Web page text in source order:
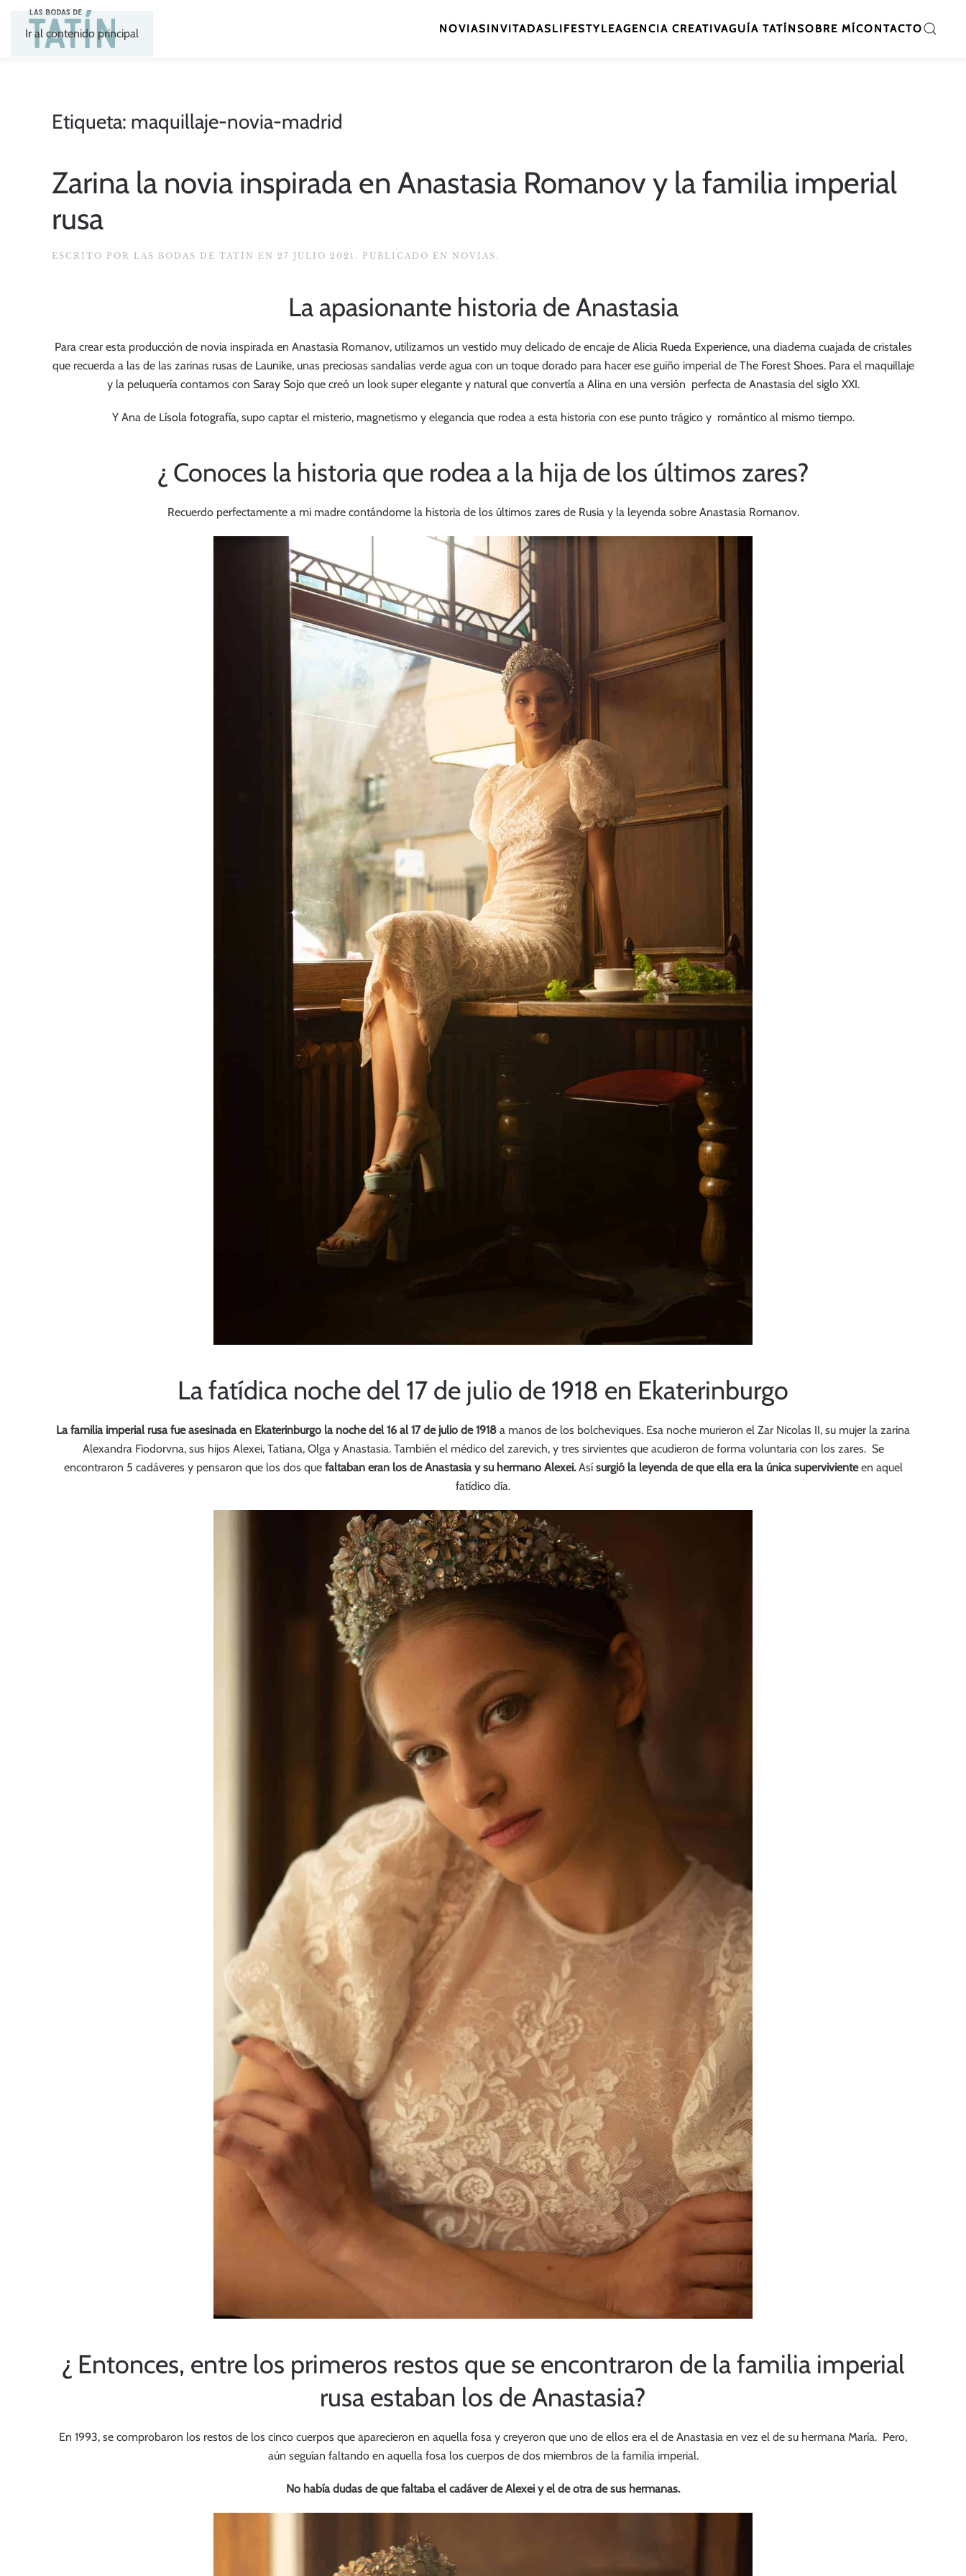
Ir al contenido principal NOVIASINVITADASLIFESTYLEAGENCIA CREATIVAGUÍA TATÍNSOBRE MÍCONTACTO
Etiqueta: maquillaje-novia-madrid
Zarina la novia inspirada en Anastasia Romanov y la familia imperial
rusa
ESCRITO POR LAS BODAS DE TATÍN EN 27 JULIO 2021 . PUBLICADO EN NOVIAS .
La apasionante historia de Anastasia
Para crear esta producción de novia inspirada en Anastasia Romanov, utilizamos un vestido muy delicado de encaje deAlicia Rueda Experience,una diadema cuajada de cristales
que recuerda a las de las zarinas rusas de Launike, unas preciosas sandalias verde agua con un toque dorado para hacer ese guiño imperial de The Forest Shoes. Para el maquillaje
y la peluquería contamos con Saray Sojoque creó un look super elegante y natural que convertía a Alina en una versión perfecta de Anastasia del siglo XXI.
Y Ana deLísola fotografía, supo captar el misterio, magnetismo y elegancia que rodea a esta historia con ese punto trágico y romántico al mismo tiempo.
¿ Conoces la historia que rodea a la hija de los últimos zares?
Recuerdo perfectamente a mi madre contándome la historia de los últimos zares de Rusia y la leyenda sobre Anastasia Romanov.
La fatídica noche del 17 de julio de 1918 en Ekaterinburgo
La familia imperial rusa fue asesinada en Ekaterinburgo la noche del 16 al 17 de julio de 1918 a manos de los bolcheviques. Esa noche murieron el Zar Nicolas II, su mujer la zarina
Alexandra Fiodorvna, sus hijos Alexei, Tatiana, Olga y Anastasia. También el médico del zarevich, y tres sirvientes que acudieron de forma voluntaria con los zares. Se
encontraron 5 cadáveres y pensaron que los dos que faltaban eran los de Anastasia y su hermano Alexei.Asísurgió la leyenda de que ella era la única supervivienteen aquel
fatídico día.
¿ Entonces, entre los primeros restos que se encontraron de la familia imperial
rusa estaban los de Anastasia?
En 1993, se comprobaron los restos de los cinco cuerpos que aparecieron en aquella fosa y creyeron que uno de ellos era el de Anastasia en vez el de su hermana María. Pero,
aún seguían faltando en aquella fosa los cuerpos de dos miembros de la familia imperial.
No había dudas de que faltaba el cadáver de Alexei y el de otra de sus hermanas.